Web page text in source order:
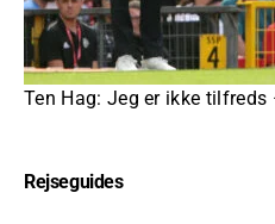
Ten Hag: Jeg er ikke
Rejseguides